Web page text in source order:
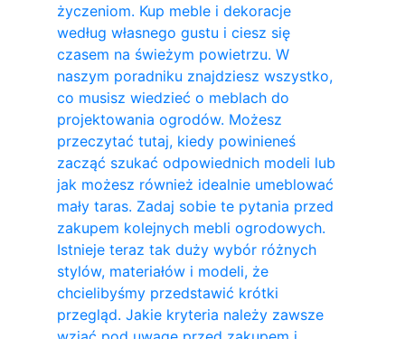
życzeniom. Kup meble i dekoracje
według własnego gustu i ciesz się
czasem na świeżym powietrzu. W
naszym poradniku znajdziesz wszystko,
co musisz wiedzieć o meblach do
projektowania ogrodów. Możesz
przeczytać tutaj, kiedy powinieneś
zacząć szukać odpowiednich modeli lub
jak możesz również idealnie umeblować
mały taras. Zadaj sobie te pytania przed
zakupem kolejnych mebli ogrodowych.
Istnieje teraz tak duży wybór różnych
stylów, materiałów i modeli, że
chcielibyśmy przedstawić krótki
przegląd. Jakie kryteria należy zawsze